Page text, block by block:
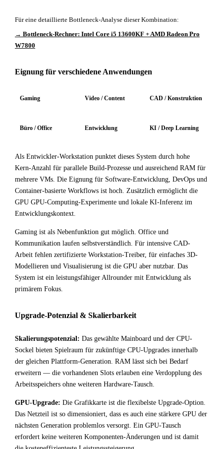
Für eine detaillierte Bottleneck-Analyse dieser Kombination:
→ Bottleneck-Rechner: Intel Core i5 13600KF + AMD Radeon Pro
W7800
Eignung für verschiedene Anwendungen
Gaming Video / Content CAD / Konstruktion
Büro / Office Entwicklung KI / Deep Learning
Als Entwickler-Workstation punktet dieses System durch hohe
Kern-Anzahl für parallele Build-Prozesse und ausreichend RAM für
mehrere VMs. Die Eignung für Software-Entwicklung, DevOps und
Container-basierte Workflows ist hoch. Zusätzlich ermöglicht die
GPU GPU-Computing-Experimente und lokale KI-Inferenz im
Entwicklungskontext.
Gaming ist als Nebenfunktion gut möglich. Office und
Kommunikation laufen selbstverständlich. Für intensive CAD-
Arbeit fehlen zertifizierte Workstation-Treiber, für einfaches 3D-
Modellieren und Visualisierung ist die GPU aber nutzbar. Das
System ist ein leistungsfähiger Allrounder mit Entwicklung als
primärem Fokus.
Upgrade-Potenzial & Skalierbarkeit
Skalierungspotenzial: Das gewählte Mainboard und der CPU-
Sockel bieten Spielraum für zukünftige CPU-Upgrades innerhalb
der gleichen Plattform-Generation. RAM lässt sich bei Bedarf
erweitern — die vorhandenen Slots erlauben eine Verdopplung des
Arbeitsspeichers ohne weiteren Hardware-Tausch.
GPU-Upgrade: Die Grafikkarte ist die flexibelste Upgrade-Option.
Das Netzteil ist so dimensioniert, dass es auch eine stärkere GPU der
nächsten Generation problemlos versorgt. Ein GPU-Tausch
erfordert keine weiteren Komponenten-Änderungen und ist damit